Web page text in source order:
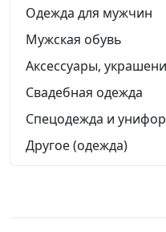
Одежда для мужчин
Мужская обувь
Аксессуары,
Свадебная одежда
Спецодежда и
Другое (одежда)